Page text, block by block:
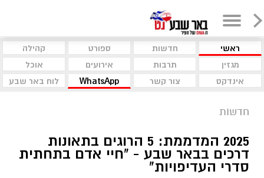
ראשי חדשות ספורט
קהילה
מגזין
תרבות אירועים
אוכל
אינדקס
צור קשר WhatsApp לוח באר שבע
חדשות
2025 המדממת: 5 הרוגים בתאונות
דרכים בבאר שבע - "חיי אדם בתחתית
סדרי העדיפויות"